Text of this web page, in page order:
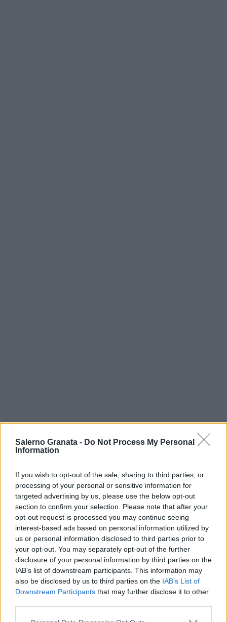
Salerno Granata - Do Not Process My Personal
Information
If you wish to opt-out of the sale, sharing to third parties, or
processing of your personal or sensitive information for
targeted advertising by us, please use the below opt-out
section to confirm your selection. Please note that after your
opt-out request is processed you may continue seeing
interest-based ads based on personal information utilized by
us or personal information disclosed to third parties prior to
your opt-out. You may separately opt-out of the further
disclosure of your personal information by third parties on the
IAB’s list of downstream participants. This information may
also be disclosed by us to third parties on the IAB’s List of
Downstream Participants that may further disclose it to other